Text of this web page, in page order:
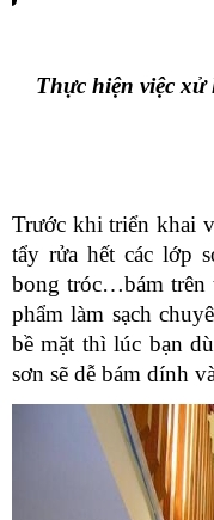
Thực hiện việc xử
Trước khi triển khai
tẩy rửa hết các lớp
bong tróc…bám trên
phẩm làm sạch
bề mặt thì lúc bạn
sơn sẽ dễ bám dính